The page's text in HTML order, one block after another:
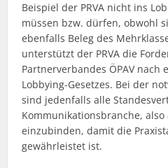
Beispiel der PRVA nicht ins
müssen bzw. dürfen, obwohl
ebenfalls Beleg des
unterstützt der PRVA die
Partnerverbandes ÖPAV nach
Lobbying-Gesetzes. Bei der
sind jedenfalls alle
Kommunikationsbranche, also
einzubinden, damit die
gewährleistet ist.